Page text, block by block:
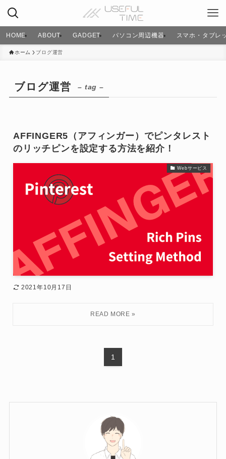
HOME ABOUT GADGET パソコン周辺機器 スマホ・タブレ
ホーム ブログ運営
ブログ運営 – tag –
AFFINGER5（アフィンガー）でピンタレスト
のリッチピンを設定する方法を紹介！
Webサービス
2021年10月17日
1